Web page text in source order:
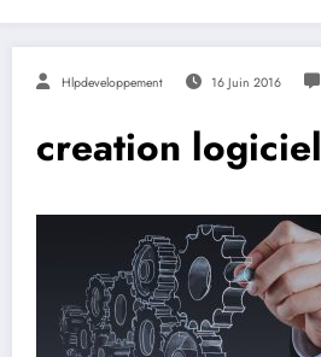
Hlpdeveloppement 16 Juin 2016
creation logiciel